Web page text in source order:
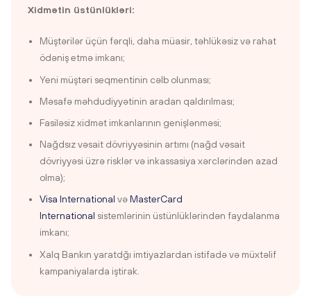
Xidmətin üstünlükləri:
Müştərilər üçün fərqli, daha müasir, təhlükəsiz və rahat
ödəniş etmə imkanı;
Yeni müştəri seqmentinin cəlb olunması;
Məsafə məhdudiyyətinin aradan qaldırılması;
Fasiləsiz xidmət imkanlarının genişlənməsi;
Nağdsız vəsait dövriyyəsinin artımı (nağd vəsait
dövriyyəsi üzrə risklər və inkassasiya xərclərindən azad
olma);
Visa International vəMasterCard
International sistemlərinin üstünlüklərindən faydalanma
imkanı;
Xalq Bankın yaratdğı imtiyazlardan istifadə və müxtəlif
kampaniyalarda iştirak.